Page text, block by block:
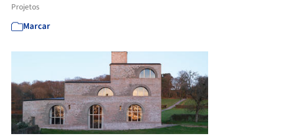
Projetos
Marcar